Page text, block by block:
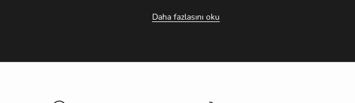
Daha fazlasını oku